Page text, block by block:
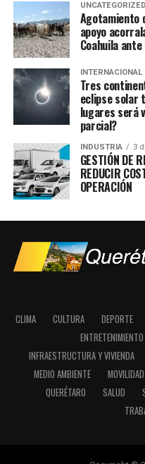
UNCATEGORIZED
Agotamiento
apoyo
Coahuila
INTERNACIONAL
Tres
eclipse solar
lugares será
parcial?
INDUSTRIA 3
GESTIÓN DE
REDUCIR
OPERACIÓN
CLIMA CULTURA DEPORTE
ENTRETENIMIENTO
INFRAESTRUCTURA Y VIVIENDA
MEDIO AMBIENTE
MOVILIDAD
QUERÉTARO
SALUD